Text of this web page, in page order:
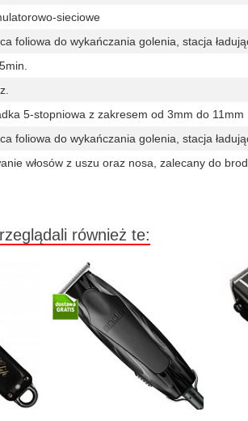
sieciowe
foliowa do wykańczania golenia, stacja
5-stopniowa z zakresem od 3mm do 11mm
foliowa do wykańczania golenia, stacja
włosów z uszu oraz nosa, zalecany do
również te: